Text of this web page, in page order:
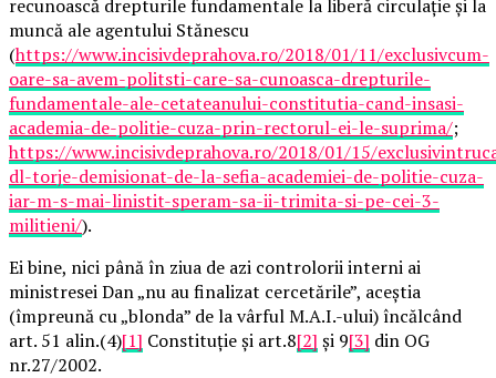
recunoască drepturile fundamentale la liberă circulație și la
muncă ale agentului Stănescu
(https://www.incisivdeprahova.ro/2018/01/11/exclusivcum-
oare-sa-avem-politsti-care-sa-cunoasca-drepturile-
fundamentale-ale-cetateanului-constitutia-cand-insasi-
academia-de-politie-cuza-prin-rectorul-ei-le-suprima/;
https://www.incisivdeprahova.ro/2018/01/15/
dl-torje-demisionat-de-la-sefia-academiei-de-politie-cuza-
iar-m-s-mai-linistit-speram-sa-ii-trimita-si-pe-cei-3-
militieni/).
Ei bine, nici până în ziua de azi controlorii interni ai
ministresei Dan „nu au finalizat cercetările”, aceștia
(împreună cu „blonda” de la vârful M.A.I.-ului) încălcând
art. 51 alin.(4)[1] Constituție și art.8[2] și 9[3] din OG
nr.27/2002.